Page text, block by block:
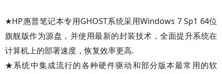
★HP惠普笔记本专用GHOST系统采用Windows 7 Sp1 64位
旗舰版作为源盘，并使用最新的封装技术，全面提升系统在
计算机上的部署速度，恢复效率更高.
★系统中集成流行的各种硬件驱动和部分版本最常用的软